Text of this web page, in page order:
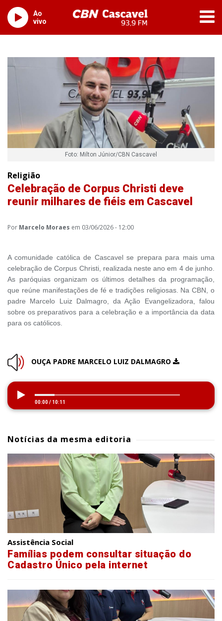
Ao
vivo
Foto: Milton Júnior/CBN Cascavel
Religião
Celebração de Corpus Christi deve
reunir milhares de fiéis em Cascavel
Por Marcelo Moraes em 03/06/2026 - 12:00
A comunidade católica de Cascavel se prepara para mais uma
celebração de Corpus Christi, realizada neste ano em 4 de junho.
As paróquias organizam os últimos detalhes da programação,
que reúne manifestações de fé e tradições religiosas. Na CBN, o
padre Marcelo Luiz Dalmagro, da Ação Evangelizadora, falou
sobre os preparativos para a celebração e a importância da data
para os católicos.
OUÇA PADRE MARCELO LUIZ DALMAGRO
00:00/ 10:11
Notícias da mesma editoria
Assistência Social
Famílias podem consultar situação do
Cadastro Único pela internet